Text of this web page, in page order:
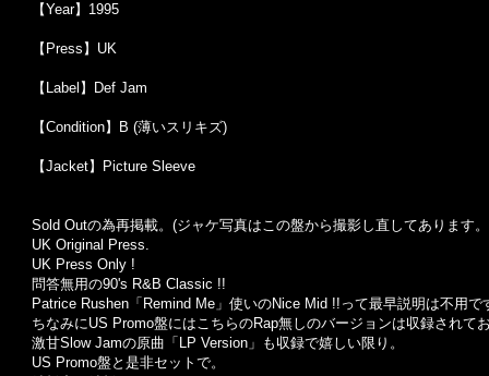
【Year】1995
【Press】UK
【Label】Def Jam
【Condition】B (薄いスリキズ)
【Jacket】Picture Sleeve
Sold Outの為再掲載。(ジャケ写真はこの盤から撮影し直してあります
UK Original Press.
UK Press Only !
問答無用の90's R&B Classic !!
Patrice Rushen「Remind Me」使いのNice Mid !!って最早説明は不用で
ちなみにUS Promo盤にはこちらのRap無しのバージョンは収録されて
激甘Slow Jamの原曲「LP Version」も収録で嬉しい限り。
US Promo盤と是非セットで。